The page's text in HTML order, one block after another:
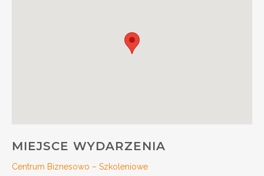
MIEJSCE WYDARZENIA
Centrum Biznesowo – Szkoleniowe